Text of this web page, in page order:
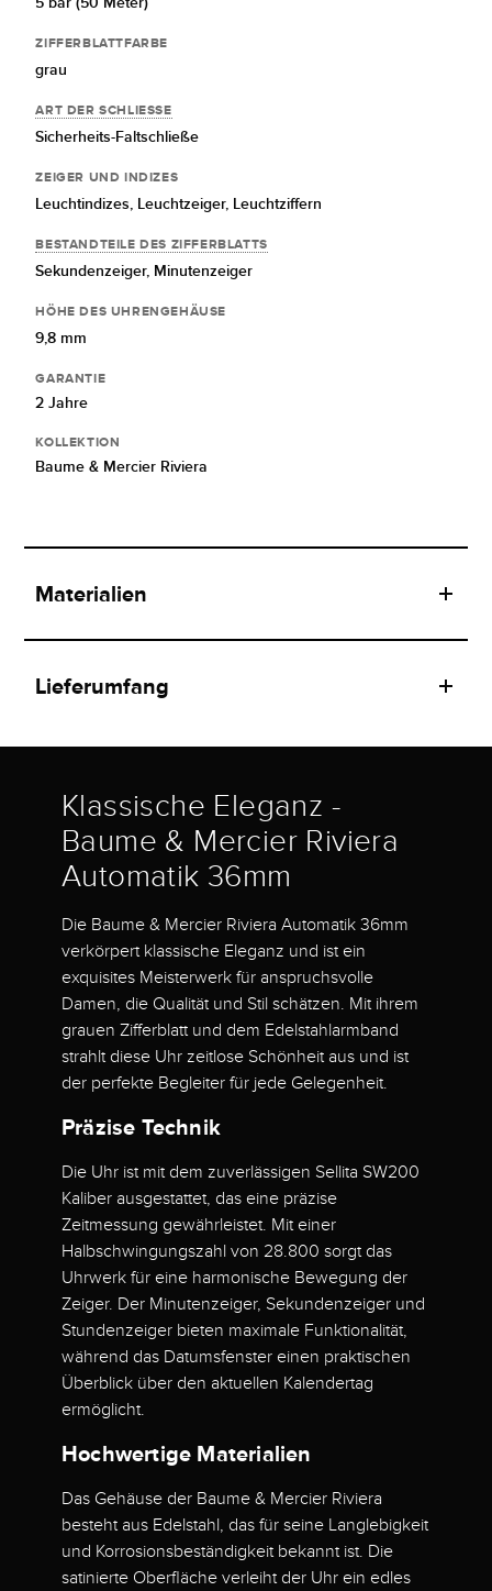
ZIFFERBLATTFARBE
grau
ART DER SCHLIESSE
Sicherheits-Faltschließe
ZEIGER UND INDIZES
Leuchtindizes, Leuchtzeiger, Leuchtziffern
BESTANDTEILE DES ZIFFERBLATTS
Sekundenzeiger, Minutenzeiger
HÖHE DES UHRENGEHÄUSE
9,8 mm
GARANTIE
2 Jahre
KOLLEKTION
Baume & Mercier Riviera
Materialien
Lieferumfang
Klassische Eleganz -
Baume & Mercier Riviera
Automatik 36mm
Die Baume & Mercier Riviera Automatik 36mm
verkörpert klassische Eleganz und ist ein
exquisites Meisterwerk für anspruchsvolle
Damen, die Qualität und Stil schätzen. Mit ihrem
grauen Zifferblatt und dem Edelstahlarmband
strahlt diese Uhr zeitlose Schönheit aus und ist
der perfekte Begleiter für jede Gelegenheit.
Präzise Technik
Die Uhr ist mit dem zuverlässigen Sellita SW200
Kaliber ausgestattet, das eine präzise
Zeitmessung gewährleistet. Mit einer
Halbschwingungszahl von 28.800 sorgt das
Uhrwerk für eine harmonische Bewegung der
Zeiger. Der Minutenzeiger, Sekundenzeiger und
Stundenzeiger bieten maximale Funktionalität,
während das Datumsfenster einen praktischen
Überblick über den aktuellen Kalendertag
ermöglicht.
Hochwertige Materialien
Das Gehäuse der Baume & Mercier Riviera
besteht aus Edelstahl, das für seine Langlebigkeit
und Korrosionsbeständigkeit bekannt ist. Die
satinierte Oberfläche verleiht der Uhr ein edles